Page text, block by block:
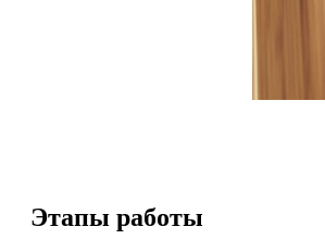
Этапы работы